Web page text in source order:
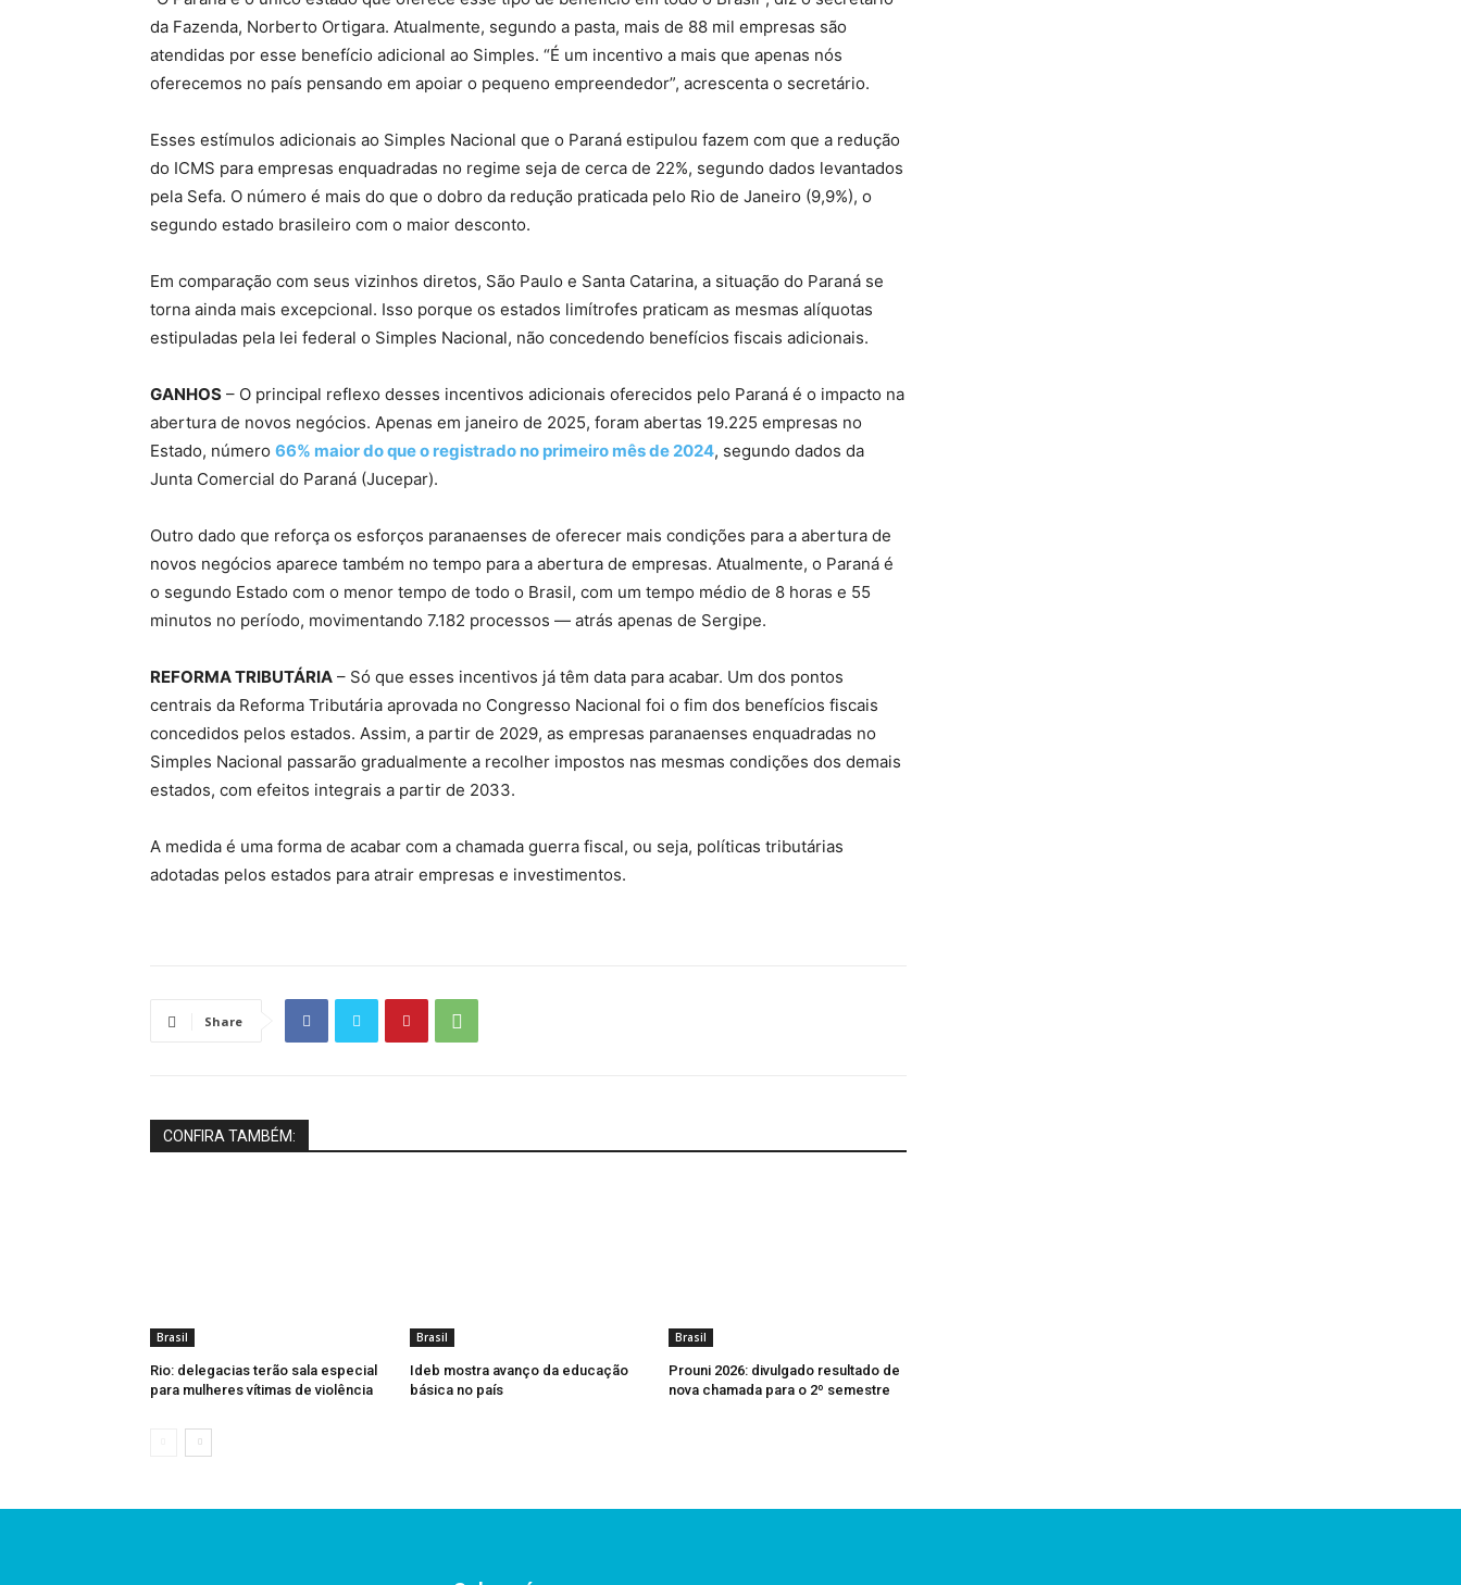
da Fazenda, Norberto Ortigara. Atualmente, segundo a pasta, mais de 88 mil empresas são
atendidas por esse benefício adicional ao Simples. “É um incentivo a mais que apenas nós
oferecemos no país pensando em apoiar o pequeno empreendedor”, acrescenta o secretário.
Esses estímulos adicionais ao Simples Nacional que o Paraná estipulou fazem com que a redução
do ICMS para empresas enquadradas no regime seja de cerca de 22%, segundo dados levantados
pela Sefa. O número é mais do que o dobro da redução praticada pelo Rio de Janeiro (9,9%), o
segundo estado brasileiro com o maior desconto.
Em comparação com seus vizinhos diretos, São Paulo e Santa Catarina, a situação do Paraná se
torna ainda mais excepcional. Isso porque os estados limítrofes praticam as mesmas alíquotas
estipuladas pela lei federal o Simples Nacional, não concedendo benefícios fiscais adicionais.
GANHOS – O principal reflexo desses incentivos adicionais oferecidos pelo Paraná é o impacto na
abertura de novos negócios. Apenas em janeiro de 2025, foram abertas 19.225 empresas no
Estado, número 66% maior do que o registrado no primeiro mês de 2024, segundo dados da
Junta Comercial do Paraná (Jucepar).
Outro dado que reforça os esforços paranaenses de oferecer mais condições para a abertura de
novos negócios aparece também no tempo para a abertura de empresas. Atualmente, o Paraná é
o segundo Estado com o menor tempo de todo o Brasil, com um tempo médio de 8 horas e 55
minutos no período, movimentando 7.182 processos — atrás apenas de Sergipe.
REFORMA TRIBUTÁRIA – Só que esses incentivos já têm data para acabar. Um dos pontos
centrais da Reforma Tributária aprovada no Congresso Nacional foi o fim dos benefícios fiscais
concedidos pelos estados. Assim, a partir de 2029, as empresas paranaenses enquadradas no
Simples Nacional passarão gradualmente a recolher impostos nas mesmas condições dos demais
estados, com efeitos integrais a partir de 2033.
A medida é uma forma de acabar com a chamada guerra fiscal, ou seja, políticas tributárias
adotadas pelos estados para atrair empresas e investimentos.
Share
CONFIRA TAMBÉM:
Brasil
Rio: delegacias terão sala especial
para mulheres vítimas de violência
Brasil
Ideb mostra avanço da educação
básica no país
Brasil
Prouni 2026: divulgado resultado de
nova chamada para o 2º semestre